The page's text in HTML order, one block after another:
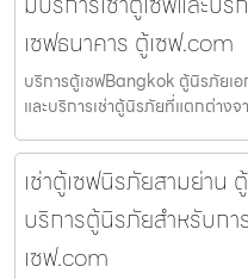
เซฟธนาคาร ตู้เซฟ.com
บริการตู้เซฟBangkok ตู้นิรภัยเอ
และบริการเช่าตู้นิรภัยที่แตกต่างจ
เช่าตู้เซฟนิรภัยสามย่าน
บริการตู้นิรภัยสำหรับกา
เซฟ.com